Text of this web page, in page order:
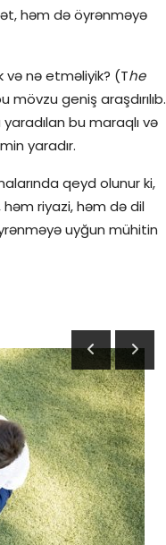
həm də öyrənməyə
və nə etməliyik? (The
mövzu geniş araşdırılıb.
bu maraqlı və
yaradır.
qeyd olunur ki,
riyazi, həm də dil
uyğun mühitin